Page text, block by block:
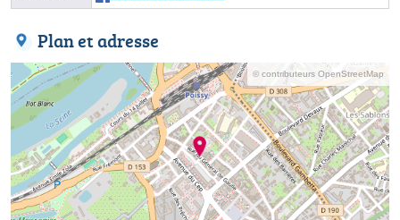
Plan et adresse
© contributeurs OpenStreetMap